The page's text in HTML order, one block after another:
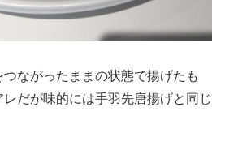
ながったままの状態で揚げたも
だが味的には手羽先唐揚げと同じ